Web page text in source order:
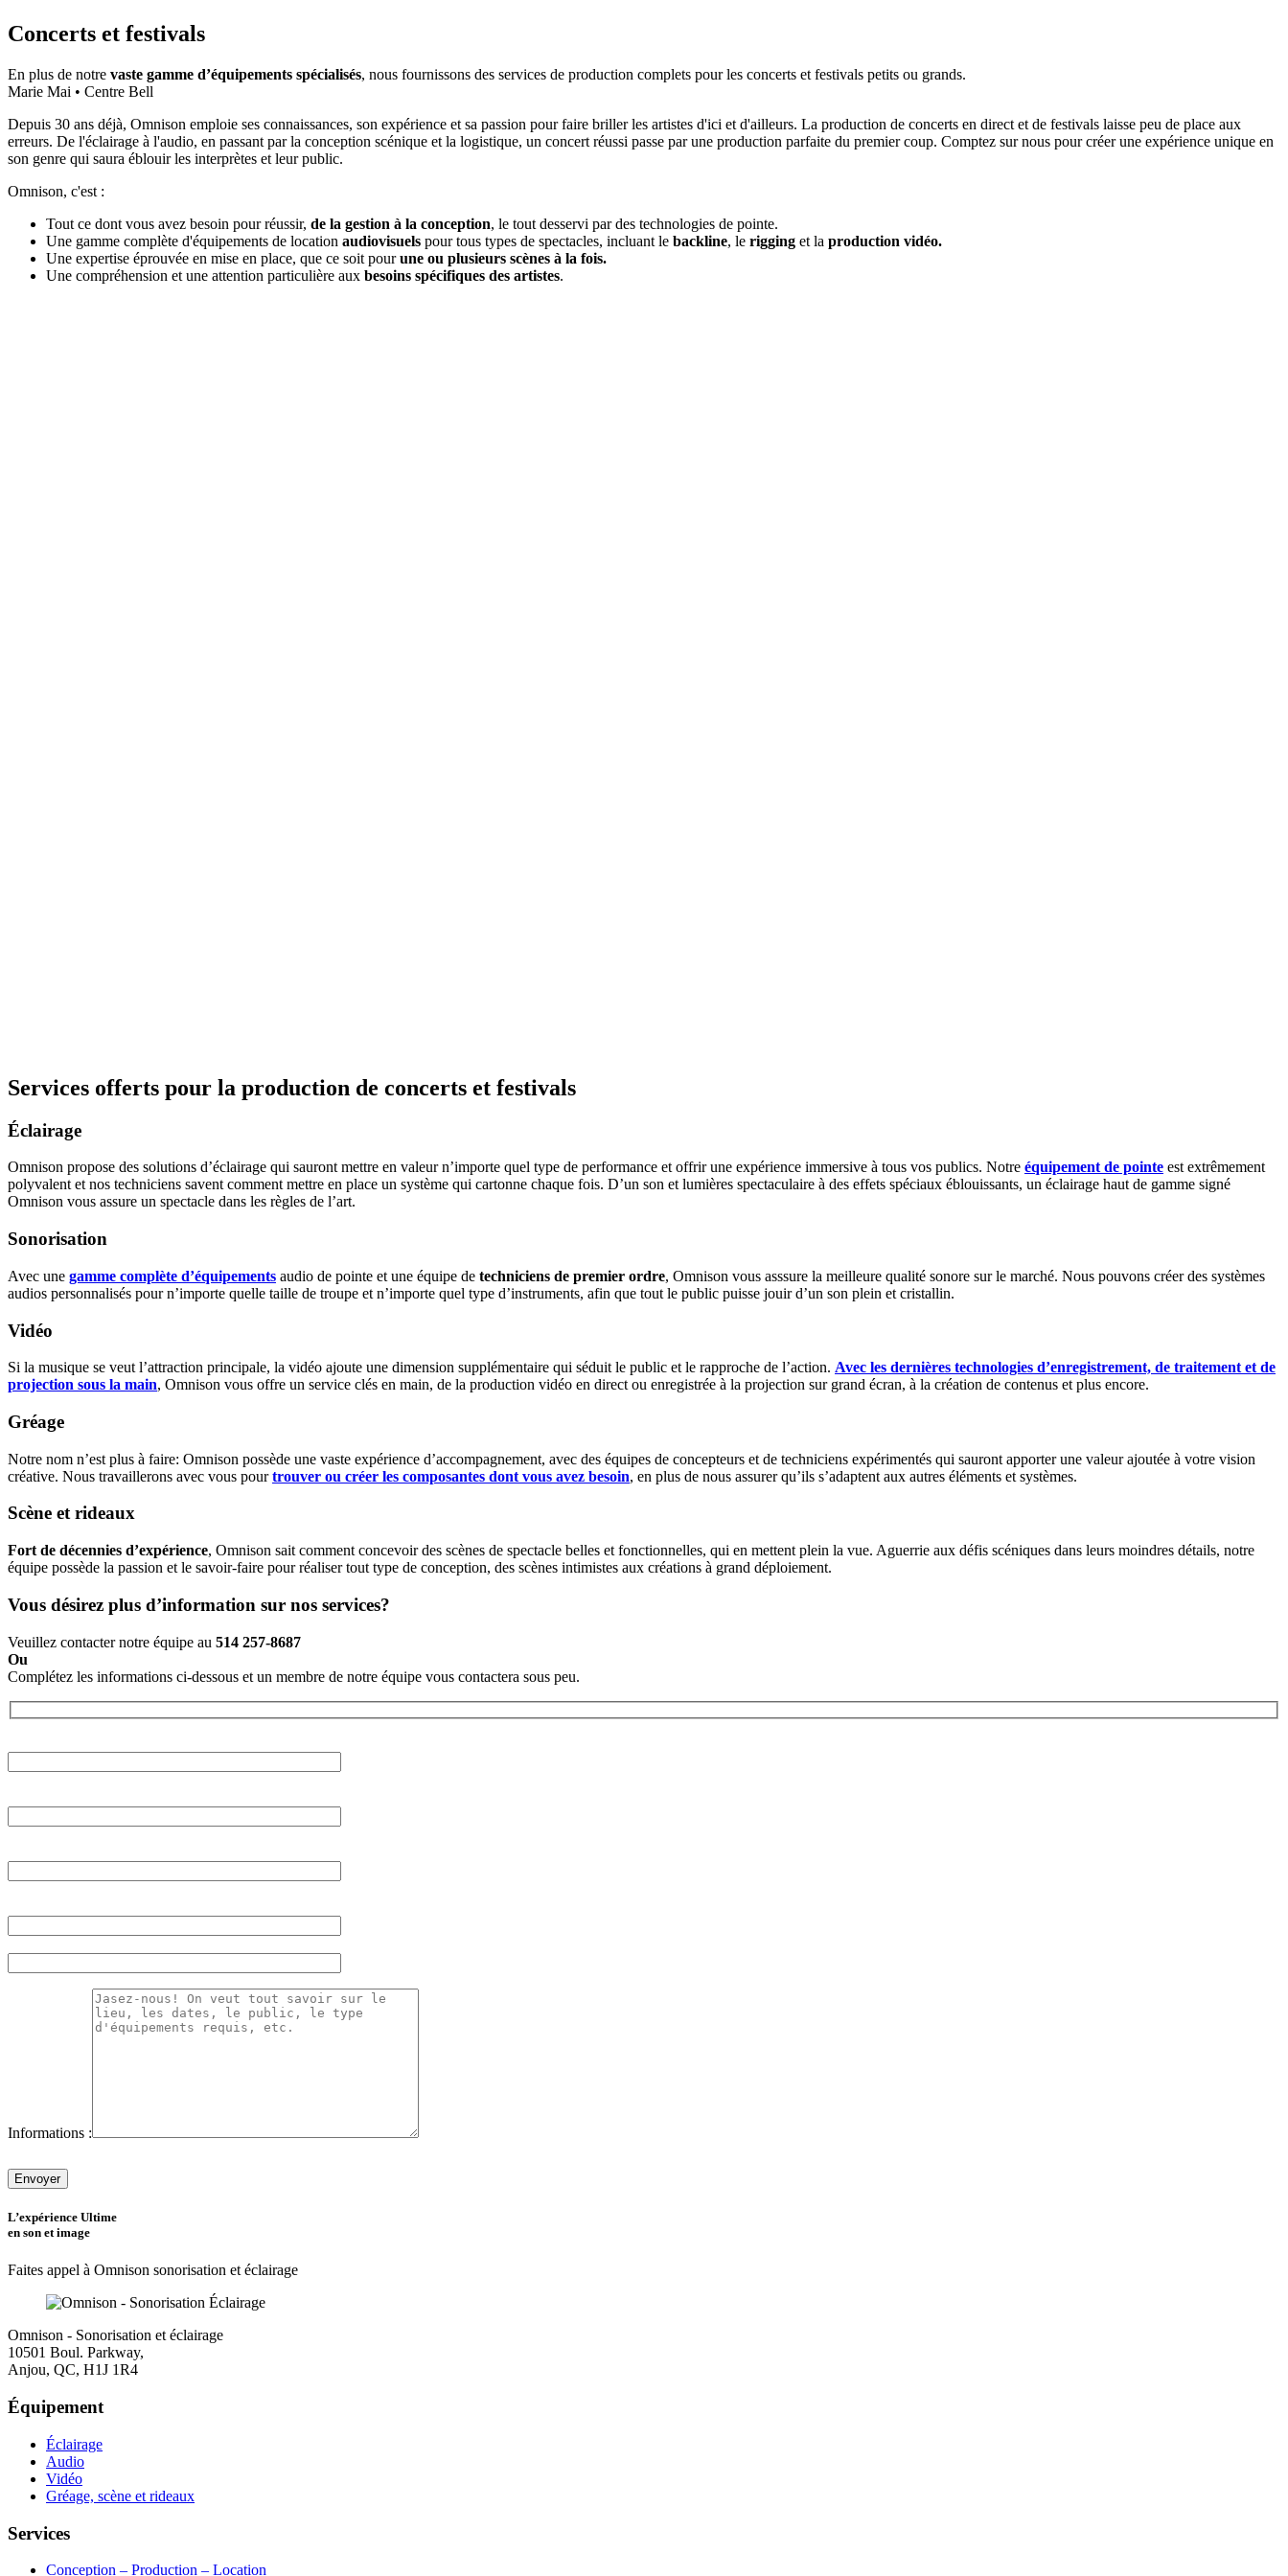
Concerts et festivals
En plus de notre vaste gamme d’équipements spécialisés, nous fournissons des services de production complets pour les concerts et festivals petits ou grands.
Marie Mai • Centre Bell
Depuis 30 ans déjà, Omnison emploie ses connaissances, son expérience et sa passion pour faire briller les artistes d'ici et d'ailleurs. La production de concerts en direct et de festivals laisse peu de place aux
erreurs. De l'éclairage à l'audio, en passant par la conception scénique et la logistique, un concert réussi passe par une production parfaite du premier coup. Comptez sur nous pour créer une expérience unique en
son genre qui saura éblouir les interprètes et leur public.
Omnison, c'est :
Tout ce dont vous avez besoin pour réussir, de la gestion à la conception, le tout desservi par des technologies de pointe.
Une gamme complète d'équipements de location audiovisuels pour tous types de spectacles, incluant le backline, le rigging et la production vidéo.
Une expertise éprouvée en mise en place, que ce soit pourune ou plusieurs scènes à la fois.
Une compréhension et une attention particulière aux besoins spécifiques des artistes.
Services offerts pour la production de concerts et festivals
Éclairage
Omnison propose des solutions d’éclairage qui sauront mettre en valeur n’importe quel type de performance et offrir une expérience immersive à tous vos publics. Notre équipement de pointe est extrêmement
polyvalent et nos techniciens savent comment mettre en place un système qui cartonne chaque fois. D’un son et lumières spectaculaire à des effets spéciaux éblouissants, un éclairage haut de gamme signé
Omnison vous assure un spectacle dans les règles de l’art.
Sonorisation
Avec une gamme complète d’équipements audio de pointe et une équipe de techniciens de premier ordre, Omnison vous asssure la meilleure qualité sonore sur le marché. Nous pouvons créer des systèmes
audios personnalisés pour n’importe quelle taille de troupe et n’importe quel type d’instruments, afin que tout le public puisse jouir d’un son plein et cristallin.
Vidéo
Si la musique se veut l’attraction principale, la vidéo ajoute une dimension supplémentaire qui séduit le public et le rapproche de l’action. Avec les dernières technologies d’enregistrement, de traitement et de
projection sous la main, Omnison vous offre un service clés en main, de la production vidéo en direct ou enregistrée à la projection sur grand écran, à la création de contenus et plus encore.
Gréage
Notre nom n’est plus à faire: Omnison possède une vaste expérience d’accompagnement, avec des équipes de concepteurs et de techniciens expérimentés qui sauront apporter une valeur ajoutée à votre vision
créative. Nous travaillerons avec vous pourtrouver ou créer les composantes dont vous avez besoin, en plus de nous assurer qu’ils s’adaptent aux autres éléments et systèmes.
Scène et rideaux
Fort de décennies d’expérience, Omnison sait comment concevoir des scènes de spectacle belles et fonctionnelles, qui en mettent plein la vue. Aguerrie aux défis scéniques dans leurs moindres détails, notre
équipe possède la passion et le savoir-faire pour réaliser tout type de conception, des scènes intimistes aux créations à grand déploiement.
Vous désirez plus d’information sur nos services?
Veuillez contacter notre équipe au 514 257-8687
Ou
Complétez les informations ci-dessous et un membre de notre équipe vous contactera sous peu.
Informations :
laisser
ce
vide.
L’expérience Ultime
en son et image
Faites appel à Omnison sonorisation et éclairage
Omnison - Sonorisation et éclairage
10501 Boul. Parkway,
Anjou, QC, H1J 1R4
Équipement
Éclairage
Audio
Vidéo
Gréage, scène et rideaux
Services
Conception – Production – Location